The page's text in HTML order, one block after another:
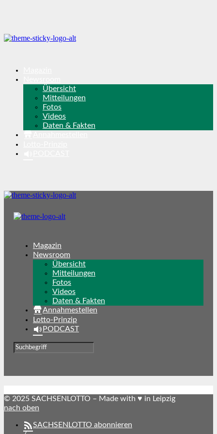
Übersicht
Mitteilungen
Fotos
Videos
Daten & Fakten
Magazin
Newsroom
Übersicht
Mitteilungen
Fotos
Videos
Daten & Fakten
Annahmestellen
Lotto-Prinzip
PODCAST
© 2025 SACHSENLOTTO – Made with ♥ in Leipzig
nach oben
SACHSENLOTTO abonnieren